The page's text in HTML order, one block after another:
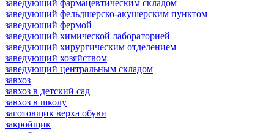
заведующий фармацевтическим складом
заведующий фельдшерско-акушерским пунктом
заведующий фермой
заведующий химической лабораторией
заведующий хирургическим отделением
заведующий хозяйством
заведующий центральным складом
завхоз
завхоз в детский сад
завхоз в школу
заготовщик верха обуви
закройщик